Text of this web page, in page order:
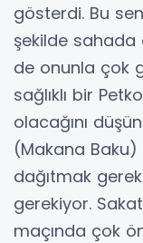
gösterdi. Bu
şekilde sahada
de onunla çok
sağlıklı bir
olacağını
(Makana
dağıtmak
gerekiyor.
maçında çok